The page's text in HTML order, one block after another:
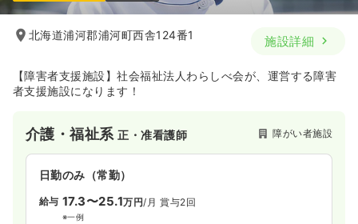
北海道浦河郡浦河町西舎124番1 施設詳細
【障害者支援施設】社会福祉法人わらしべ会が、運営する障害
者支援施設になります！
介護・福祉系正・准看護師 障がい者施設
日勤のみ（常勤）
給与 17.3〜25.1万円/月 賞与2回
※一例